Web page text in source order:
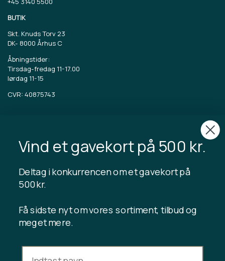
BUTIK
Skt. Knuds Torv 23
DK- 8000 Århus C
Åbningstider:
Tirsdag-fredag 11-17.00
lørdag 11-15
CVR: 40875743
Om Tibladin
Blog
Bæredygtig produktion
Tilmeld kundeklub
Kontakt os
INFORMATION
Vind et gavekort på 500 kr.
Deltag i konkurrencen om et gavekort på
500 kr.
Få sidste nyt om vores sortiment, tilbud og
meget mere.